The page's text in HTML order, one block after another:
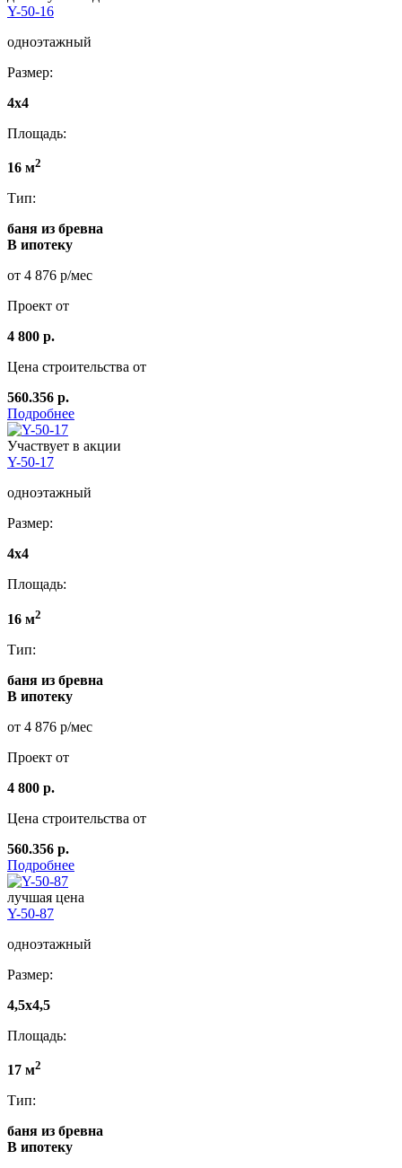
Y-50-16
одноэтажный
Размер:
4x4
Площадь:
16 м2
Тип:
баня из бревна
В ипотеку
от 4 876 р/мес
Проект от
4 800 р.
Цена строительства от
560.356 р.
Подробнее
Участвует в акции
Y-50-17
одноэтажный
Размер:
4x4
Площадь:
16 м2
Тип:
баня из бревна
В ипотеку
от 4 876 р/мес
Проект от
4 800 р.
Цена строительства от
560.356 р.
Подробнее
лучшая цена
Y-50-87
одноэтажный
Размер:
4,5x4,5
Площадь:
17 м2
Тип:
баня из бревна
В ипотеку